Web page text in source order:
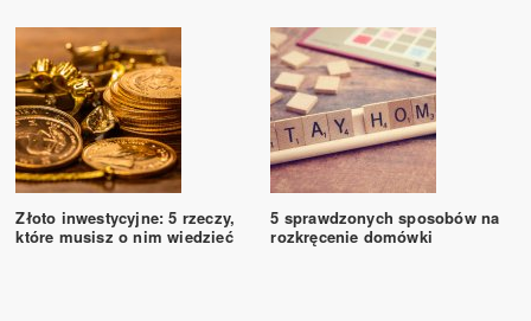
Złoto inwestycyjne: 5 rzeczy,
które musisz o nim wiedzieć
5 sprawdzonych sposobów na
rozkręcenie domówki